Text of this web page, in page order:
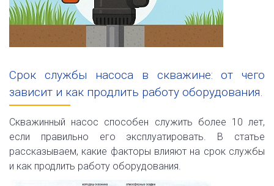
Срок службы насоса в скважине: от чего
зависит и как продлить работу оборудования.
Скважинный насос способен служить более 10 лет,
если правильно его эксплуатировать. В статье
рассказываем, какие факторы влияют на срок службы
и как продлить работу оборудования.